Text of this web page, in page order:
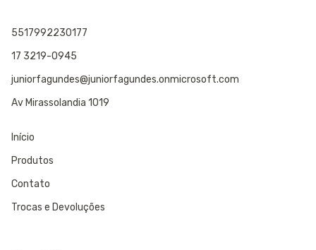
5517992230177
17 3219-0945
juniorfagundes@juniorfagundes.onmicrosoft.com
Av Mirassolandia 1019
Início
Produtos
Contato
Trocas e Devoluções